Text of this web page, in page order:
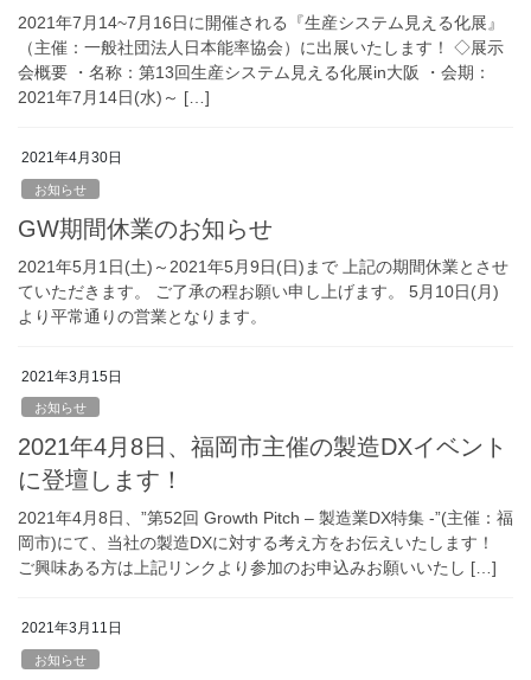
2021年7月14~7月16日に開催される『生産システム見える化展』
（主催：一般社団法人日本能率協会）に出展いたします！ ◇展示
会概要 ・名称：第13回生産システム見える化展in大阪 ・会期：
2021年7月14日(水)～ […]
2021年4月30日
お知らせ
GW期間休業のお知らせ
2021年5月1日(土)～2021年5月9日(日)まで 上記の期間休業とさせ
ていただきます。 ご了承の程お願い申し上げます。 5月10日(月)
より平常通りの営業となります。
2021年3月15日
お知らせ
2021年4月8日、福岡市主催の製造DXイベント
に登壇します！
2021年4月8日、”第52回 Growth Pitch – 製造業DX特集 -”(主催：福
岡市)にて、当社の製造DXに対する考え方をお伝えいたします！
ご興味ある方は上記リンクより参加のお申込みお願いいたし […]
2021年3月11日
お知らせ